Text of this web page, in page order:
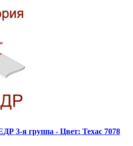
3-я группа - Цвет: Техас 7078